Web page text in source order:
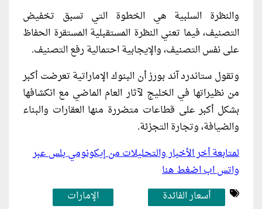
والنظرة السلبية هي الخطوة التي تسبق تخفيض
التصنيف، فيما تعني النظرة المستقبلية المستقرة الحفاظ
على نفس التصنيف، والإيجابية احتمالية رفع التصنيف.
وتقول ستاندرد آند بورز أن البنوك الإماراتية تعرضت أكبر
من نظيراتها في الخليج لآثار العام الماضي مع انكشافها
بشكل أكبر على قطاعات متضررة منها العقارات والبناء
والضيافة، وتجارة التجزئة.
لمتابعة أخر الأخبار والتحليلات من إيكونومي بلس عبر
واتس اب اضغط هنا
أسعار الفائدة
الإمارات